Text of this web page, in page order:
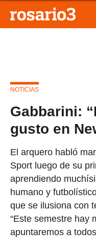
NOTICIAS
Gabbarini:
gusto en
El arquero habló
Sport luego de su
aprendiendo
humano y
que se ilusiona con
“Este semestre hay
apuntaremos a